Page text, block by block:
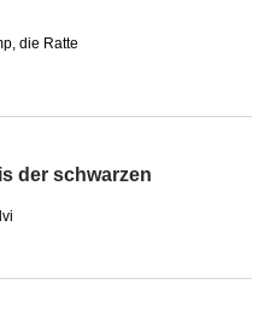
die Ratte
der schwarzen